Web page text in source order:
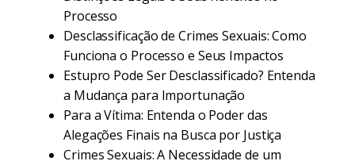
Processo
Desclassificação de Crimes Sexuais: Como
Funciona o Processo e Seus Impactos
Estupro Pode Ser Desclassificado? Entenda
a Mudança para Importunação
Para a Vítima: Entenda o Poder das
Alegações Finais na Busca por Justiça
Crimes Sexuais: A Necessidade de um